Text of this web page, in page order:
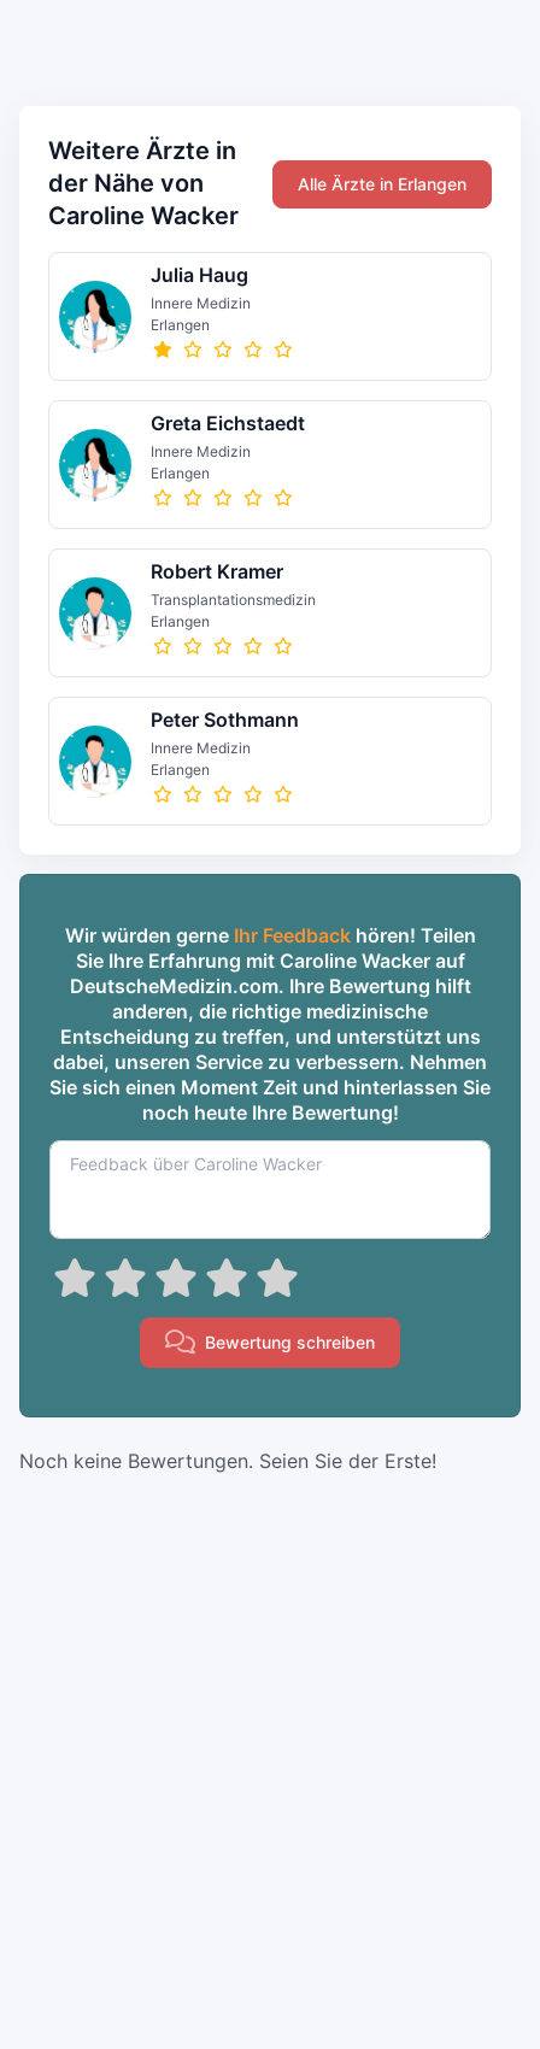
Weitere Ärzte in
der Nähe von
Caroline Wacker
Alle Ärzte in Erlangen
Julia Haug
Innere Medizin
Erlangen
Greta Eichstaedt
Innere Medizin
Erlangen
Robert Kramer
Transplantationsmedizin
Erlangen
Peter Sothmann
Innere Medizin
Erlangen
Wir würden gerne Ihr Feedbackhören! Teilen
Sie Ihre Erfahrung mit Caroline Wacker auf
DeutscheMedizin.com. Ihre Bewertung hilft
anderen, die richtige medizinische
Entscheidung zu treffen, und unterstützt uns
dabei, unseren Service zu verbessern. Nehmen
Sie sich einen Moment Zeit und hinterlassen Sie
noch heute Ihre Bewertung!
Bewertung schreiben
Noch keine Bewertungen. Seien Sie der Erste!